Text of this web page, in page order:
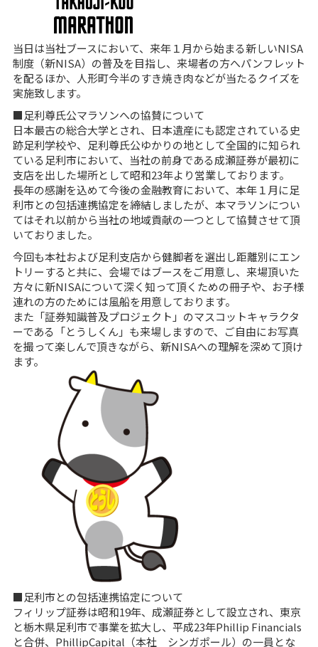
当日は当社ブースにおいて、来年１月から始まる新しいNISA
制度（新NISA）の普及を目指し、来場者の方へパンフレット
を配るほか、人形町今半のすき焼き肉などが当たるクイズを
実施致します。
■足利尊氏公マラソンへの協賛について
日本最古の総合大学とされ、日本遺産にも認定されている史
跡足利学校や、足利尊氏公ゆかりの地として全国的に知られ
ている足利市において、当社の前身である成瀬証券が最初に
支店を出した場所として昭和23年より営業しております。
長年の感謝を込めて今後の金融教育において、本年１月に足
利市との包括連携協定を締結しましたが、本マラソンについ
てはそれ以前から当社の地域貢献の一つとして協賛させて頂
いておりました。
今回も本社および足利支店から健脚者を選出し距離別にエン
トリーすると共に、会場ではブースをご用意し、来場頂いた
方々に新NISAについて深く知って頂くための冊子や、お子様
連れの方のためには風船を用意しております。
また「証券知識普及プロジェクト」のマスコットキャラクタ
ーである「とうしくん」も来場しますので、ご自由にお写真
を撮って楽しんで頂きながら、新NISAへの理解を深めて頂け
ます。
■足利市との包括連携協定について
フィリップ証券は昭和19年、成瀬証券として設立され、東京
と栃木県足利市で事業を拡大し、平成23年Phillip Financials
と合併、PhillipCapital（本社 シンガポール）の一員とな